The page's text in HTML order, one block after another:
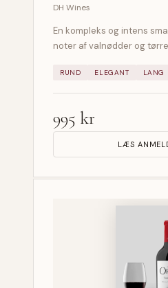
DH Wines
En kompleks og intens
noter af valnødder og
RUND ELEGANT LANG
995 kr
LÆS